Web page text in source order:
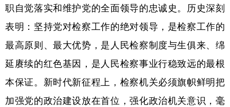
职自觉落实和维护党的全面领导的忠诚史。历史深刻
表明：坚持党对检察工作的绝对领导，是检察工作的
最高原则、最大优势，是人民检察制度与生俱来、绵
延赓续的红色基因，是人民检察事业行稳致远的最根
本保证。新时代新征程上，检察机关必须旗帜鲜明把
加强党的政治建设放在首位，强化政治机关意识，毫